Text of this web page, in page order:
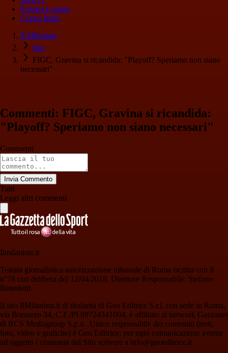
Europa League
Coppa Italia
Il Milanista
figc
FIGC, Gravina si ricandida: "Playoff? Speriamo non siano
necessari"
Commenti: FIGC, Gravina si ricandida:
"Playoff? Speriamo non siano necessari"
Commenti
Invia Commento
Tutti
Leggi altri commenti
Ilmilanista.it
Testata giornalistica autorizzazione tribunale di Roma iscritta con il
n°78 con delibera del 12/04/2018. Direttore Responsabile: Stefano
Benedetti
Il sito IlMilanista.it di titolarità di Geo Editrice S.r.l. con sede in Roma,
via Bomarzo 34, C.F./PI 09724341004, è affiliato al network Gazzanet
di RCS Mediagroup S.p.a.. Unico responsabile dei contenuti (testi,
foto, video e grafiche) è Geo Editrice; per ogni comunicazione avente
ad oggetto i contenuti del Sito scrivere a info@geoeditrice.it